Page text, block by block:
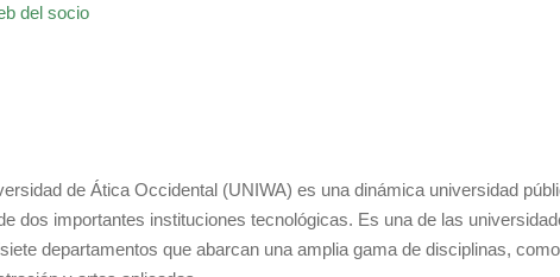
del socio
de Ática Occidental (UNIWA) es una dinámica universidad
dos importantes instituciones tecnológicas. Es una de las
departamentos que abarcan una amplia gama de disciplinas,